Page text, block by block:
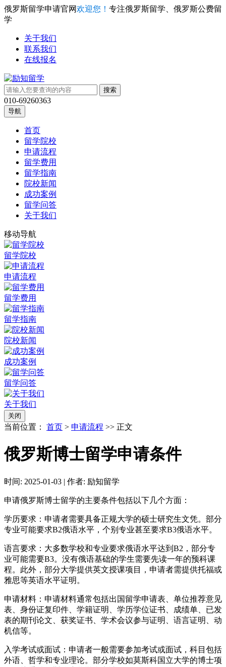
俄罗斯留学申请官网欢迎您！ 专注俄罗斯留学、俄罗斯公费留
学
关于我们
联系我们
在线报名
010-69260363
导航
首页
留学院校
申请流程
留学费用
留学指南
院校新闻
成功案例
留学问答
关于我们
移动导航
留学院校
申请流程
留学费用
留学指南
院校新闻
成功案例
留学问答
关于我们
关闭
当前位置： 首页 > 申请流程 >> 正文
俄罗斯博士留学申请条件
时间: 2025-01-03 | 作者: 励知留学
‌申请俄罗斯博士留学的主要条件包括以下几个方面‌：‌
‌学历要求‌：申请者需要具备正规大学的硕士研究生文凭。部分
专业可能要求B2俄语水平，个别专业甚至要求B3俄语水平。
‌语言要求‌：大多数学校和专业要求俄语水平达到B2，部分专
业可能需要B3。没有俄语基础的学生需要先读一年的预科课
程。此外，部分大学提供英文授课项目，申请者需提供托福或
雅思等英语水平证明。
‌申请材料‌：申请材料通常包括出国留学申请表、单位推荐意见
表、身份证复印件、学籍证明、学历学位证书、成绩单、已发
表的期刊论文、获奖证书、学术会议参与证明、语言证明、动
机信等。
‌入学考试或面试‌：申请者一般需要参加考试或面试，科目包括
外语、哲学和专业理论。部分学校如莫斯科国立大学的博士项